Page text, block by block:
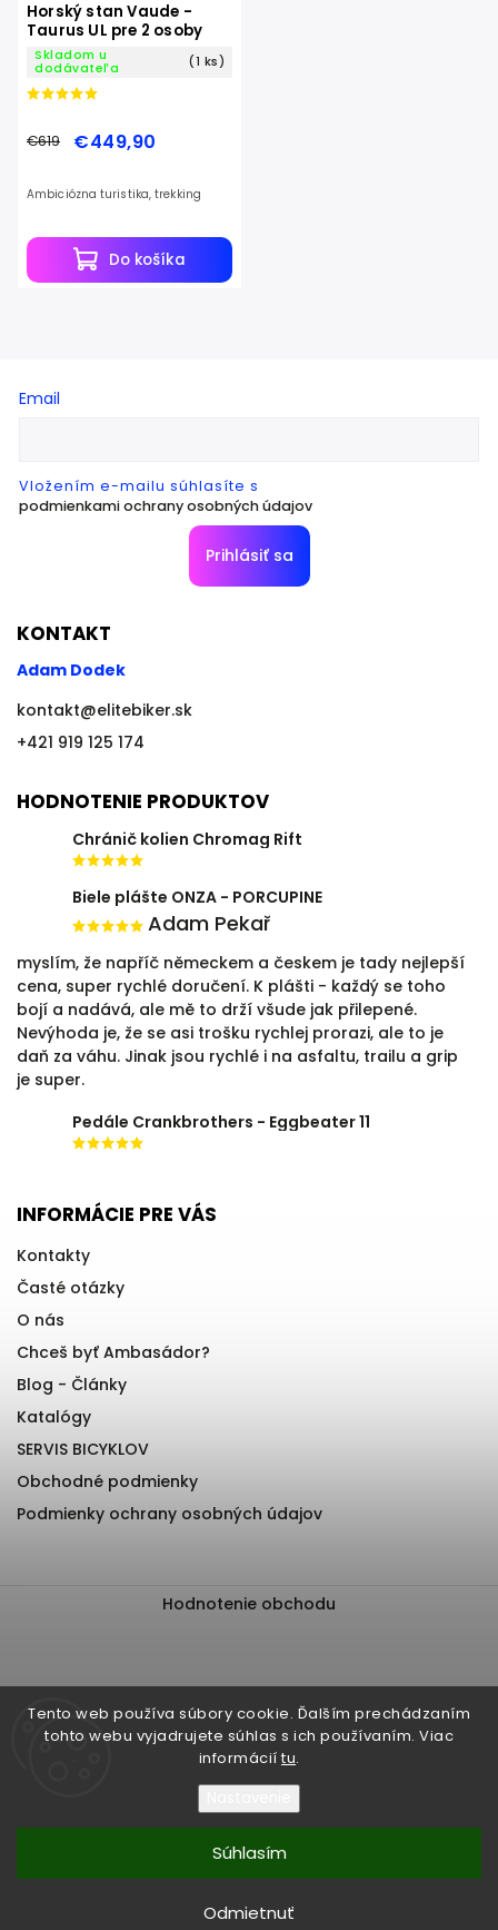
Tento web používa súbory cookie. Ďalším prechádzaním
tohto webu vyjadrujete súhlas s ich používaním. Viac
informácií tu.
Odmietnuť
Súhlasím
Horský stan Vaude -
Taurus UL pre 2 osoby
Skladom u
dodávateľa
(1 ks)
€619 €449,90
Do košíka
Ambiciózna turistika, trekking
Email
Vložením e-mailu súhlasíte s
podmienkami ochrany osobných údajov
Prihlásiť sa
KONTAKT
Adam Dodek
kontakt@elitebiker.sk
+421 919 125 174
HODNOTENIE PRODUKTOV
Chránič kolien Chromag Rift
Biele plášte ONZA - PORCUPINE
Adam Pekař
myslím, že napříč německem a českem je tady nejlepší
cena, super rychlé doručení. K plášti - každý se toho
bojí a nadává, ale mě to drží všude jak přilepené.
Nevýhoda je, že se asi trošku rychlej prorazi, ale to je
daň za váhu. Jinak jsou rychlé i na asfaltu, trailu a grip
je super.
Pedále Crankbrothers - Eggbeater 11
INFORMÁCIE PRE VÁS
Kontakty
Časté otázky
O nás
Chceš byť Ambasádor?
Blog - Články
Katalógy
SERVIS BICYKLOV
Obchodné podmienky
Podmienky ochrany osobných údajov
Hodnotenie obchodu
Shoptet | Design